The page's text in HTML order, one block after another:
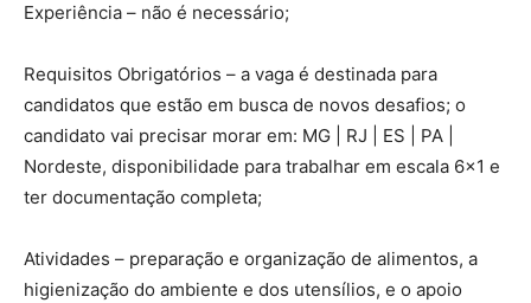
Experiência – não é necessário;
Requisitos Obrigatórios – a vaga é destinada para
candidatos que estão em busca de novos desafios; o
candidato vai precisar morar em: MG | RJ | ES | PA |
Nordeste, disponibilidade para trabalhar em escala 6×1 e
ter documentação completa;
Atividades – preparação e organização de alimentos, a
higienização do ambiente e dos utensílios, e o apoio